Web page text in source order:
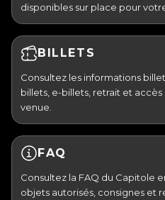
disponibles sur place pour
BILLETS
Consultez les informations
billets, e-billets, retrait et
venue.
FAQ
Consultez la FAQ du Capitole
objets autorisés, consignes et